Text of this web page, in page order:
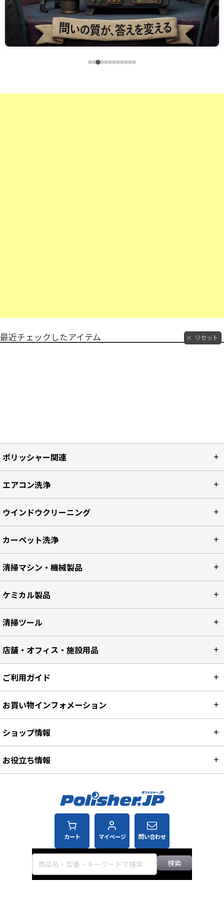
最近チェックしたアイテム リセット
ポリッシャー関連
エアコン洗浄
ウインドウクリーニング
カーペット洗浄
清掃マシン・機械製品
ケミカル製品
清掃ツール
店舗・オフィス・施設用品
カート マイページ 問い合わせ
検索
ご利用ガイド
お買い物インフォメーション
ショップ情報
お役立ち情報